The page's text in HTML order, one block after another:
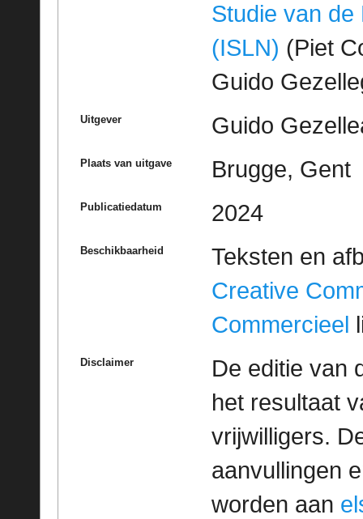
Studie van de
(ISLN) (Piet
Guido
Uitgever Guido
Plaats van uitgave Brugge, Gent
Publicatiedatum 2024
Beschikbaarheid
Teksten en
Creative
Commercieel
Disclaimer
De editie van
het resultaat
vrijwilligers.
aanvullingen
worden aan